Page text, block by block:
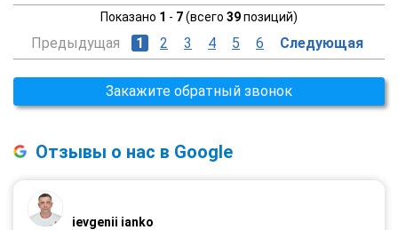
Показано 1 - 7(всего 39позиций)
Предыдущая 1 2 3 4 5 6 Следующая
Закажите обратный звонок
Отзывы о нас в Google
ievgenii ianko